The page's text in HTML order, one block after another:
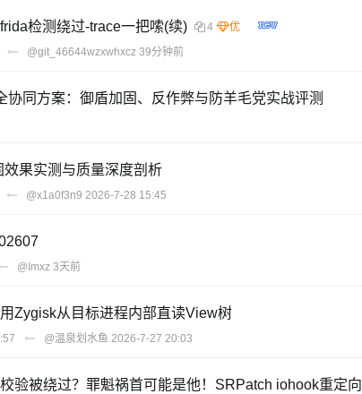
检测绕过-trace一把嗦(续)
4
@git_46644wzxwhxcz 39分钟前
协同方案：御盾加固、反作弊与防羊毛党实战评测
效果实测与质量深度剖析
@x1a0f3n9 2026-7-28 15:45
@Imxz 3天前
Zygisk从目标进程内部直读View树
@温泉划水鱼 2026-7-27 20:03
验被绕过？罪魁祸首可能是他！SRPatch iohook重定向